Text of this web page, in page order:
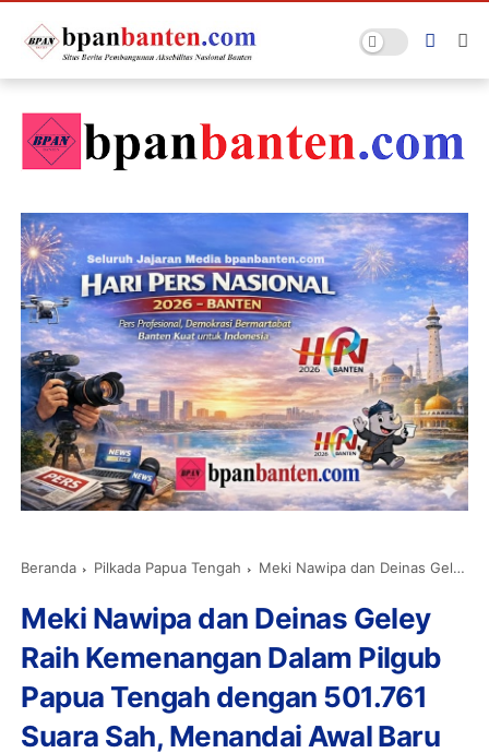
Beranda Pilkada Papua Tengah Meki Nawipa dan Deinas Geley Raih Kemenangan Dalam Pilgub Papua Tengah dengan 501.761 Suara Sah, Menandai Awal Baru untuk Pembangunan dan Kesejahteraan Masyarakat
Meki Nawipa dan Deinas Geley
Raih Kemenangan Dalam Pilgub
Papua Tengah dengan 501.761
Suara Sah, Menandai Awal Baru